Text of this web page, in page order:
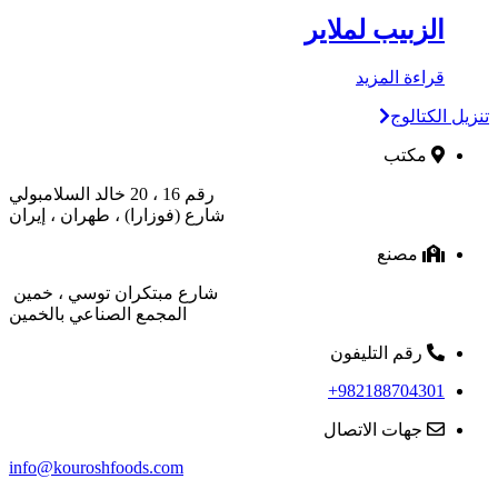
الزبيب لملاير
قراءة المزيد
تنزیل الکتالوج
مكتب
رقم 16 ، 20 خالد السلامبولي
شارع (فوزارا) ، طهران ، إيران
مصنع
شارع مبتكران توسي ، خمين
المجمع الصناعي بالخمين
رقم التليفون
982188704301+
جهات الاتصال
info@kouroshfoods.com